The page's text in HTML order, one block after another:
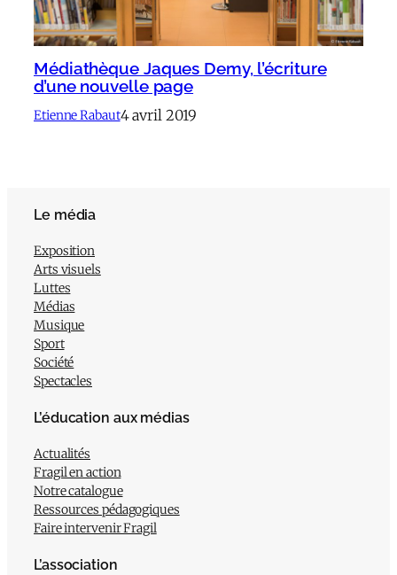
Médiathèque Jaques Demy, l’écriture
d’une nouvelle page
Etienne Rabaut4 avril 2019
Le média
Exposition
Arts visuels
Luttes
Médias
Musique
Sport
Société
Spectacles
L’éducation aux médias
Actualités
Fragil en action
Notre catalogue
Ressources pédagogiques
Faire intervenir Fragil
L’association